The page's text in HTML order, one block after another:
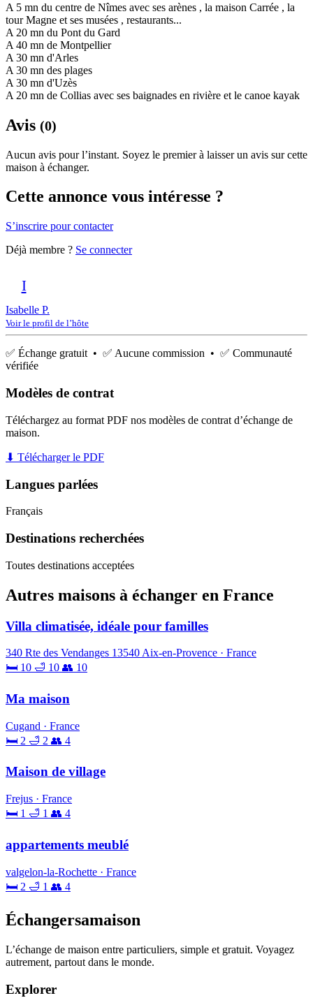
A 5 mn du centre de Nîmes avec ses arènes , la maison Carrée , la
tour Magne et ses musées , restaurants...
A 20 mn du Pont du Gard
A 40 mn de Montpellier
A 30 mn d'Arles
A 30 mn des plages
A 30 mn d'Uzès
A 20 mn de Collias avec ses baignades en rivière et le canoe kayak
Avis (0)
Aucun avis pour l’instant. Soyez le premier à laisser un avis sur cette
maison à échanger.
Cette annonce vous intéresse ?
S’inscrire pour contacter
Déjà membre ? Se connecter
I
Isabelle P.
Voir le profil de l’hôte
✅ Échange gratuit • ✅ Aucune commission • ✅ Communauté
vérifiée
Modèles de contrat
Téléchargez au format PDF nos modèles de contrat d’échange de
maison.
⬇ Télécharger le PDF
Langues parlées
Français
Destinations recherchées
Toutes destinations acceptées
Autres maisons à échanger en France
Villa climatisée, idéale pour familles
340 Rte des Vendanges 13540 Aix-en-Provence · France
🛏 10 🛁 10 👥 10
Ma maison
Cugand · France
🛏 2 🛁 2 👥 4
Maison de village
Frejus · France
🛏 1 🛁 1 👥 4
appartements meublé
valgelon-la-Rochette · France
🛏 2 🛁 1 👥 4
Échangersamaison
L’échange de maison entre particuliers, simple et gratuit. Voyagez
autrement, partout dans le monde.
Explorer